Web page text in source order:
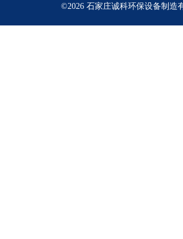
©2026 石家庄诚科环保设备制造